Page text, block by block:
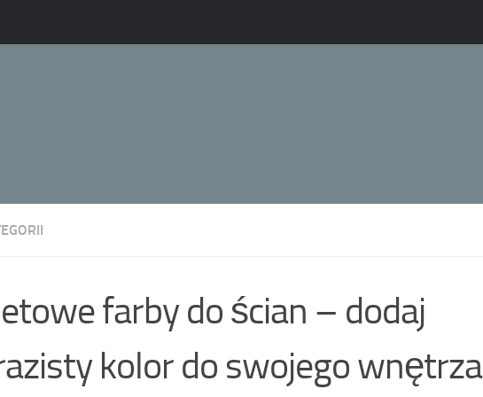
farby do ścian – dodaj
kolor do swojego wnętrza